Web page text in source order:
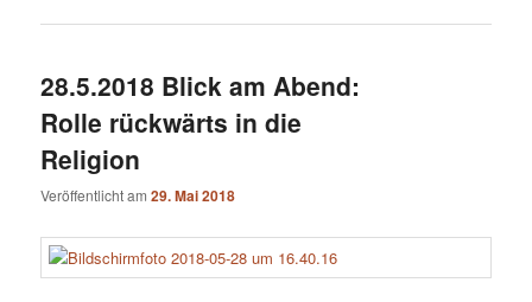
28.5.2018 Blick am Abend:
Rolle rückwärts in die
Religion
Veröffentlicht am29. Mai 2018